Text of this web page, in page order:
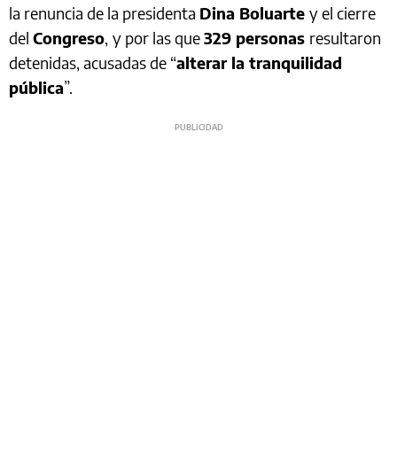
la renuncia de la presidenta Dina Boluarte y el cierre
del Congreso, y por las que329 personas resultaron
detenidas, acusadas de “alterar la tranquilidad
pública”.